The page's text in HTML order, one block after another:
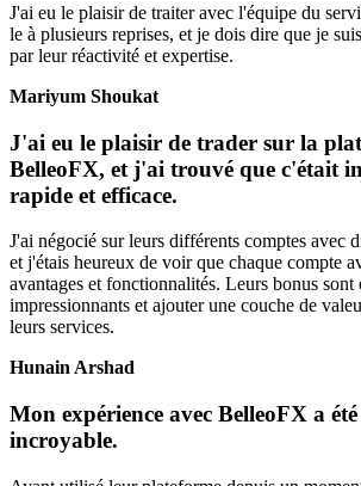
J'ai eu le plaisir de traiter avec l'équipe du
le à plusieurs reprises, et je dois dire que je
par leur réactivité et expertise.
Mariyum Shoukat
J'ai eu le plaisir de trader sur la
BelleoFX, et j'ai trouvé que c'était
rapide et efficace.
J'ai négocié sur leurs différents comptes avec
et j'étais heureux de voir que chaque compte
avantages et fonctionnalités. Leurs bonus sont
impressionnants et ajouter une couche de
leurs services.
Hunain Arshad
Mon expérience avec BelleoFX a
incroyable.